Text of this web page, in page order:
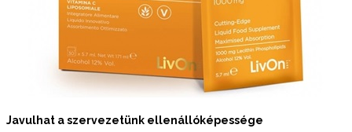
Javulhat a szervezetünk ellenállóképessége